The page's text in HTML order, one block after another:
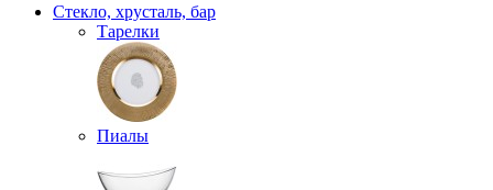
Стекло, хрусталь, бар
Тарелки
Пиалы